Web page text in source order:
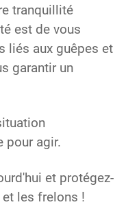
tranquillité
est de vous
liés aux guêpes et
garantir un
pour agir.
et protégez-
les frelons !